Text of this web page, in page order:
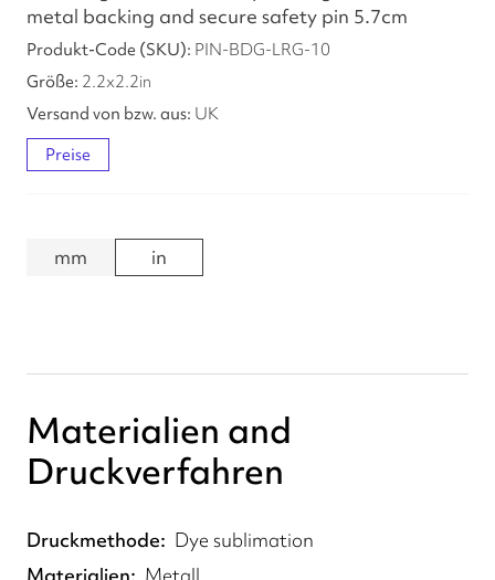
metal backing and secure safety pin 5.7cm
PIN-BDG-LRG-10
2.2x2.2in
UK
Preise
mm in
Materialien and
Druckverfahren
Druckmethode
Dye sublimation